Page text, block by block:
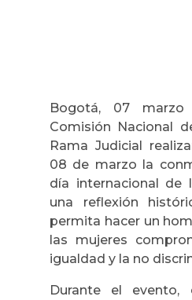
Bogotá, 07
Comisión Nacional
Rama Judicial
08 de marzo la
día internacional de
una reflexión
permita hacer un
las mujeres
igualdad y la no
Durante el